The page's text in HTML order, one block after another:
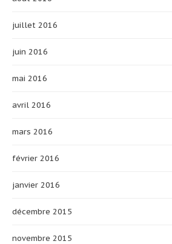
juillet 2016
juin 2016
mai 2016
avril 2016
mars 2016
février 2016
janvier 2016
décembre 2015
novembre 2015